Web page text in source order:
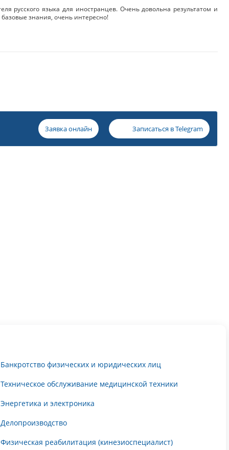
русского языка для иностранцев. Очень довольна результатом и
базовые знания, очень интересно!
Заявка онлайн Записаться вTelegram
Банкротство физических и юридических лиц
Техническое обслуживание медицинской техники
Энергетика и электроника
Делопроизводство
Физическая реабилитация (кинезиоспециалист)